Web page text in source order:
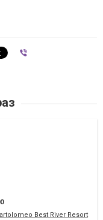
Best River Resort